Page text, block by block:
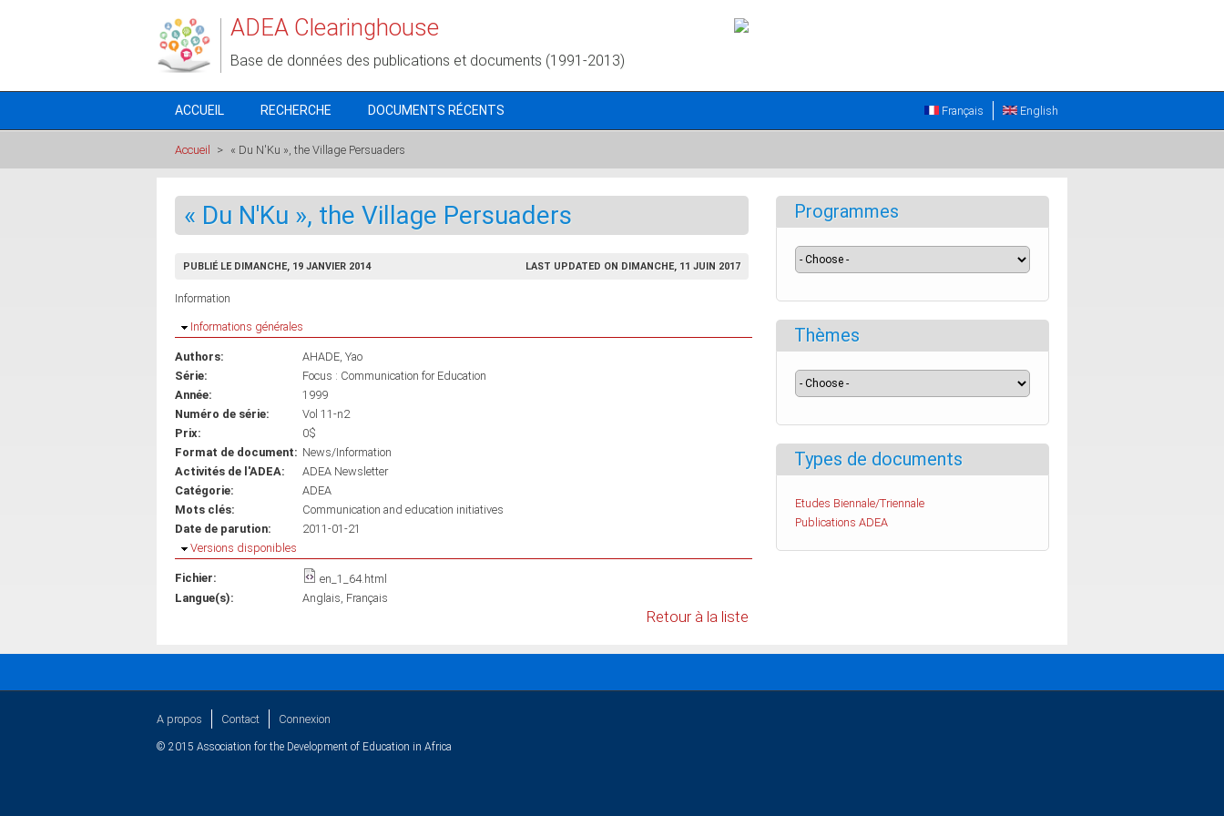
ADEA Clearinghouse
Base de données des publications et documents (1991-2013)
ACCUEIL RECHERCHE DOCUMENTS RÉCENTS English
Français
Accueil > « Du N'Ku », the Village Persuaders
« Du N'Ku », the Village Persuaders
PUBLIÉ LE DIMANCHE, 19 JANVIER 2014 LAST UPDATED ON DIMANCHE, 11 JUIN 2017
Information
Masquer
Informations générales
Authors:
AHADE, Yao
Série:
Focus : Communication for Education
Année:
1999
Numéro de série:
Vol 11-n2
Prix:
0$
Format de document: News/Information
Activités de l'ADEA:
ADEA Newsletter
Catégorie:
ADEA
Mots clés:
Communication and education initiatives
Date de parution:
2011-01-21
Masquer
Versions disponibles
Fichier:
en_1_64.html
Langue(s):
Anglais Français
Retour à la liste
Programmes
Thèmes
Types de documents
Etudes Biennale/Triennale
Publications ADEA
A propos Contact Connexion
© 2015 Association for the Development of Education in Africa